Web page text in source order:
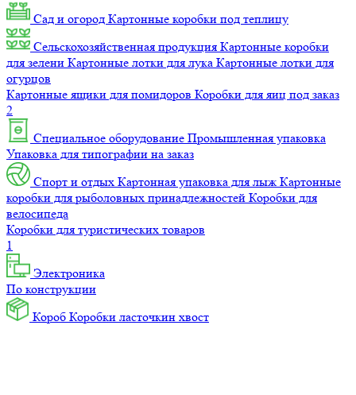
Сад и огород Картонные коробки под теплицу
Сельскохозяйственная продукция Картонные коробки
для зелени Картонные лотки для лука Картонные лотки для
огурцов
Картонные ящики для помидоров Коробки для яиц под заказ
2
Специальное оборудование Промышленная упаковка
Упаковка для типографии на заказ
Спорт и отдых Картонная упаковка для лыж Картонные
коробки для рыболовных принадлежностей Коробки для
велосипеда
Коробки для туристических товаров
1
Электроника
По конструкции
Короб Коробки ласточкин хвост